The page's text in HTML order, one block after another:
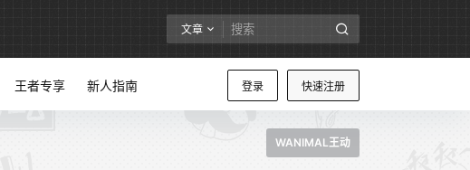
文章
登录 快速注册
王者专享 新人指南
WANIMAL王动